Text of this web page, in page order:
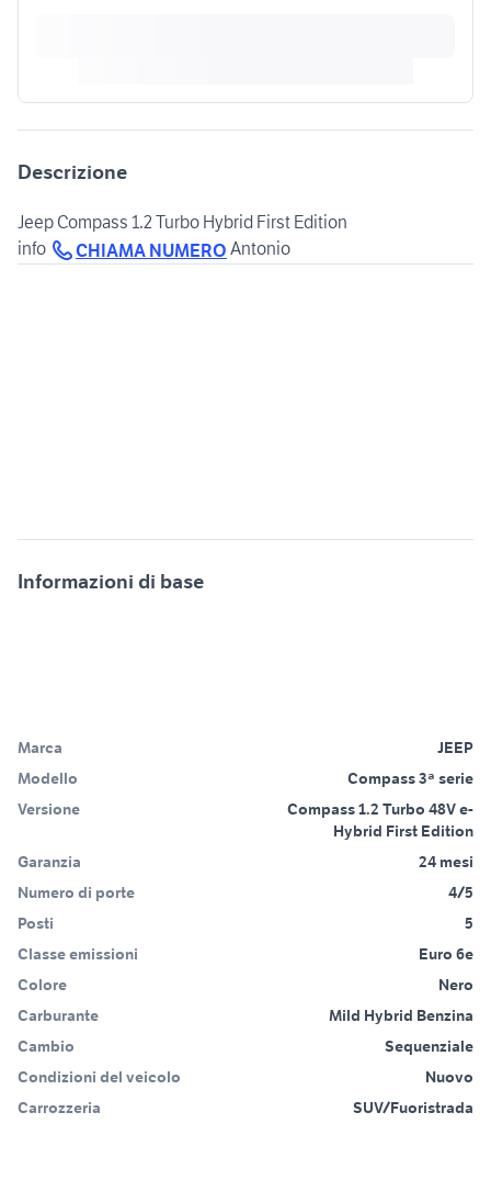
Descrizione
Jeep Compass 1.2 Turbo Hybrid First Edition
info
CHIAMA NUMERO
Informazioni di base
Marca
JEEP
Modello
Compass 3ª serie
Versione
Compass 1.2 Turbo 48V e-
Hybrid First Edition
Garanzia
24 mesi
Numero di porte
4/5
Posti
5
Classe emissioni
Euro 6e
Colore
Nero
Carburante
Mild Hybrid Benzina
Cambio
Sequenziale
Condizioni del veicolo
Nuovo
Carrozzeria
SUV/Fuoristrada